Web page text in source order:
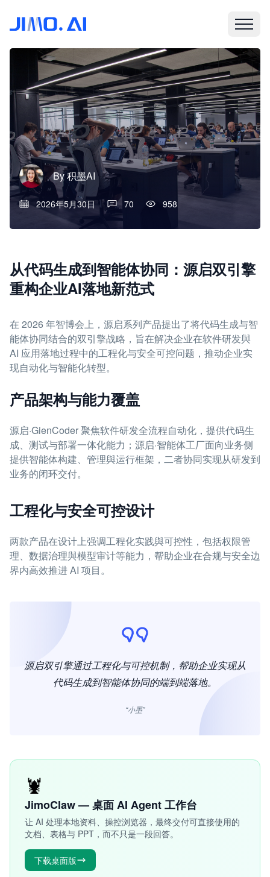
By积墨AI
2026年5月30日 70 958
从代码生成到智能体协同：源启双引擎
重构企业AI落地新范式
在 2026 年智博会上，源启系列产品提出了将代码生成与智
能体协同结合的双引擎战略，旨在解决企业在软件研发與
AI 应用落地过程中的工程化与安全可控问题，推动企业实
现自动化与智能化转型。
产品架构与能力覆盖
源启·GienCoder 聚焦软件研发全流程自动化，提供代码生
成、测试与部署一体化能力；源启·智能体工厂面向业务侧
提供智能体构建、管理與运行框架，二者协同实现从研发到
业务的闭环交付。
工程化与安全可控设计
两款产品在设计上强调工程化实践與可控性，包括权限管
理、数据治理與模型审计等能力，帮助企业在合规与安全边
界内高效推进 AI 项目。
源启双引擎通过工程化与可控机制，帮助企业实现从
代码生成到智能体协同的端到端落地。
“小墨”
🦞
JimoClaw — 桌面 AI Agent 工作台
让 AI 处理本地资料、操控浏览器，最终交付可直接使用的
文档、表格与 PPT，而不只是一段回答。
下载桌面版